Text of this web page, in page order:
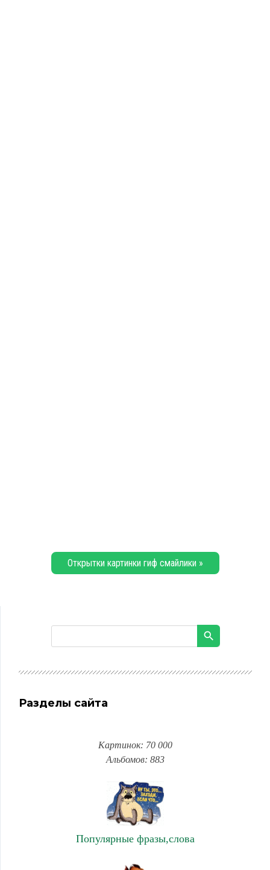
Открытки картинки гиф смайлики »
Разделы сайта
Картинок: 70 000
Альбомов: 883
Популярные фразы,слова